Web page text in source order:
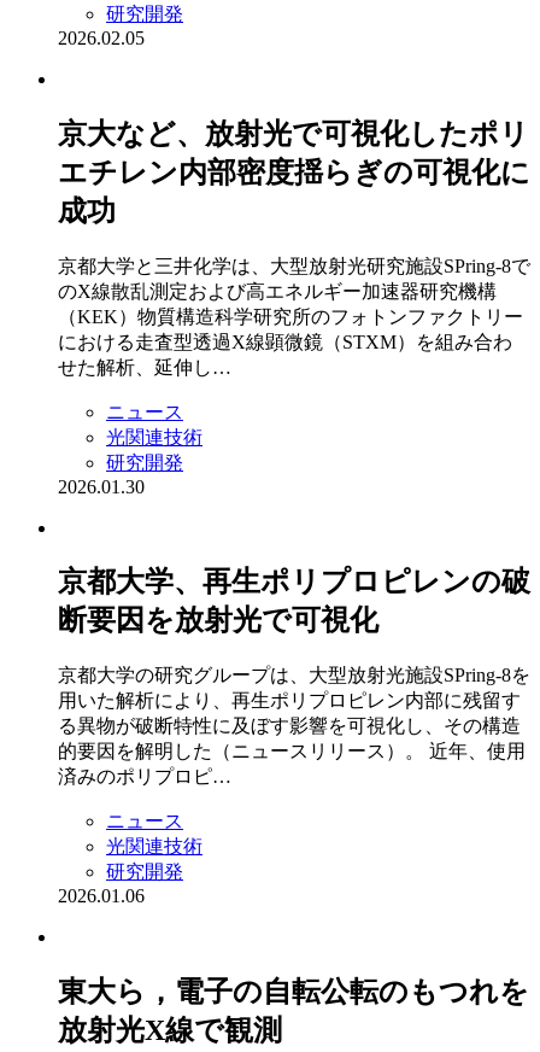
研究開発
2026.02.05
京大など、放射光で可視化したポリ
エチレン内部密度揺らぎの可視化に
成功
京都大学と三井化学は、大型放射光研究施設SPring-8で
のX線散乱測定および高エネルギー加速器研究機構
（KEK）物質構造科学研究所のフォトンファクトリー
における走査型透過X線顕微鏡（STXM）を組み合わ
せた解析、延伸し…
ニュース
光関連技術
研究開発
2026.01.30
京都大学、再生ポリプロピレンの破
断要因を放射光で可視化
京都大学の研究グループは、大型放射光施設SPring-8を
用いた解析により、再生ポリプロピレン内部に残留す
る異物が破断特性に及ぼす影響を可視化し、その構造
的要因を解明した（ニュースリリース）。 近年、使用
済みのポリプロピ…
ニュース
光関連技術
研究開発
2026.01.06
東大ら，電子の自転公転のもつれを
放射光X線で観測